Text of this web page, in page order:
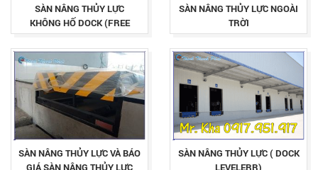
SÀN NÂNG THỦY LỰC
KHÔNG HỐ DOCK (FREE
STANDING DOCK LEVELER)
SÀN NÂNG THỦY LỰC NGOÀI
TRỜI
SÀN NÂNG THỦY LỰC VÀ BÁO
SÀN NÂNG THỦY LỰC ( DOCK